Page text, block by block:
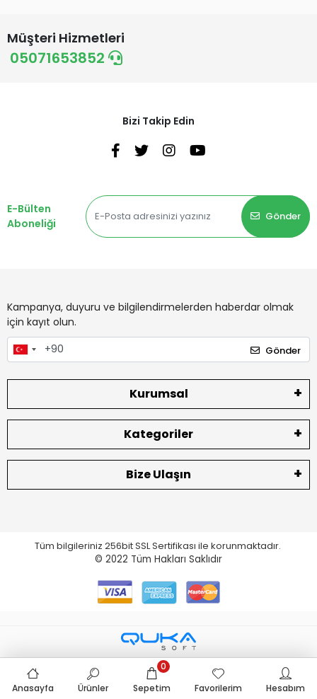
Müşteri Hizmetleri
05071653852
Bizi Takip Edin
E-Bülten
Aboneliği
Gönder
Kampanya, duyuru ve bilgilendirmelerden haberdar olmak
için kayıt olun.
Gönder
Kurumsal
Kategoriler
Bize Ulaşın
Tüm bilgileriniz 256bit SSL Sertifikası ile korunmaktadır.
© 2022 Tüm Hakları Saklıdır
Anasayfa Ürünler Sepetim
0
Favorilerim
Hesabım